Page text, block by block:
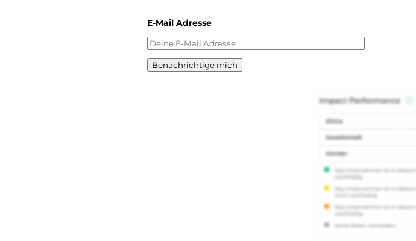
E-Mail Adresse
Benachrichtige mich